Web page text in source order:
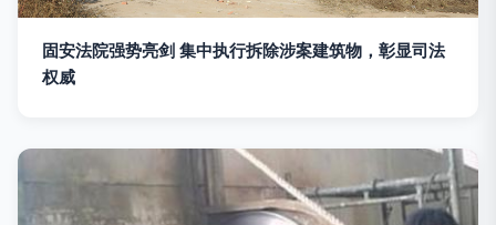
固安法院强势亮剑 集中执行拆除涉案建筑物，彰显司法
权威